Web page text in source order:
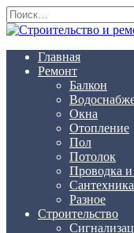
Перейти
к
содержанию
Search
for:
Главная
Ремонт
Балкон
Окна
Отопление
Пол
Потолок
Проводка
Сантехника
Разное
Строительство